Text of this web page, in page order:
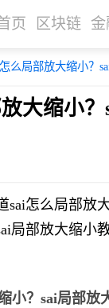
页 区块链
么局部放大缩小？
大缩小
sai怎么局部放
局部放大缩小
小？sai局部放